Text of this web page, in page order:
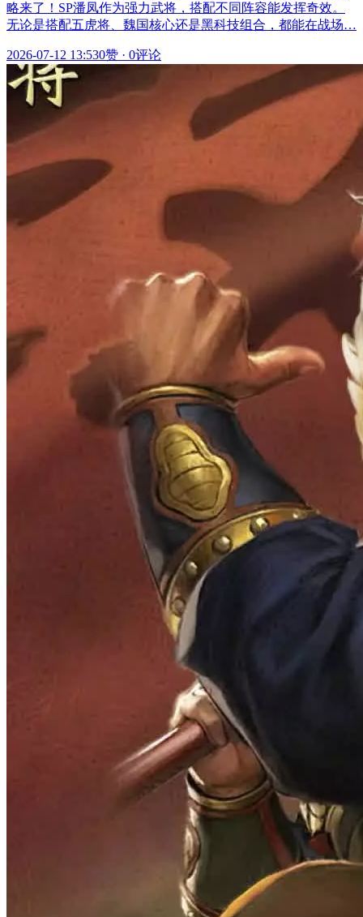
略来了！SP潘凤作为强力武将，搭配不同阵容能发挥奇效。
无论是搭配五虎将、魏国核心还是黑科技组合，都能在战场…
2026-07-12 13:530赞 · 0评论